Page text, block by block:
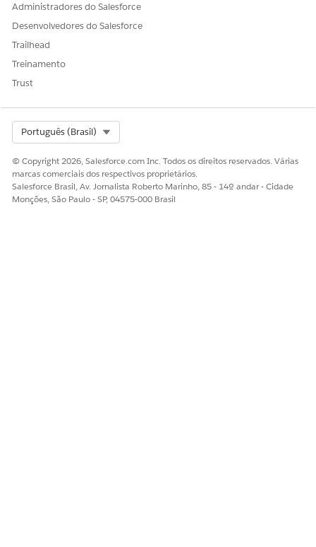
Administradores do Salesforce
Desenvolvedores do Salesforce
Trailhead
Treinamento
Trust
Português (Brasil)
© Copyright 2026, Salesforce.com Inc. Todos os direitos reservados. Várias
marcas comerciais dos respectivos proprietários.
Salesforce Brasil, Av. Jornalista Roberto Marinho, 85 - 14º andar - Cidade
Monções, São Paulo - SP, 04575-000 Brasil